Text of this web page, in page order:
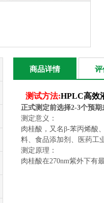
商品详情 评
测试方法:HPLC高效
正式测定前选择2-3个预期
测定意义：
肉桂酸，又名β-苯丙烯酸
料、食品添加剂、医药工
测定原理：
肉桂酸在270nm紫外下有